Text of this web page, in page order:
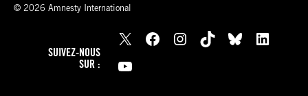
© 2026 Amnesty International
SUIVEZ-NOUS
SUR :
X Facebook Instagram TikTok Bluesky
LinkedIn
YouTube